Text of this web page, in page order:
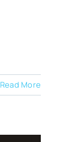
Read More